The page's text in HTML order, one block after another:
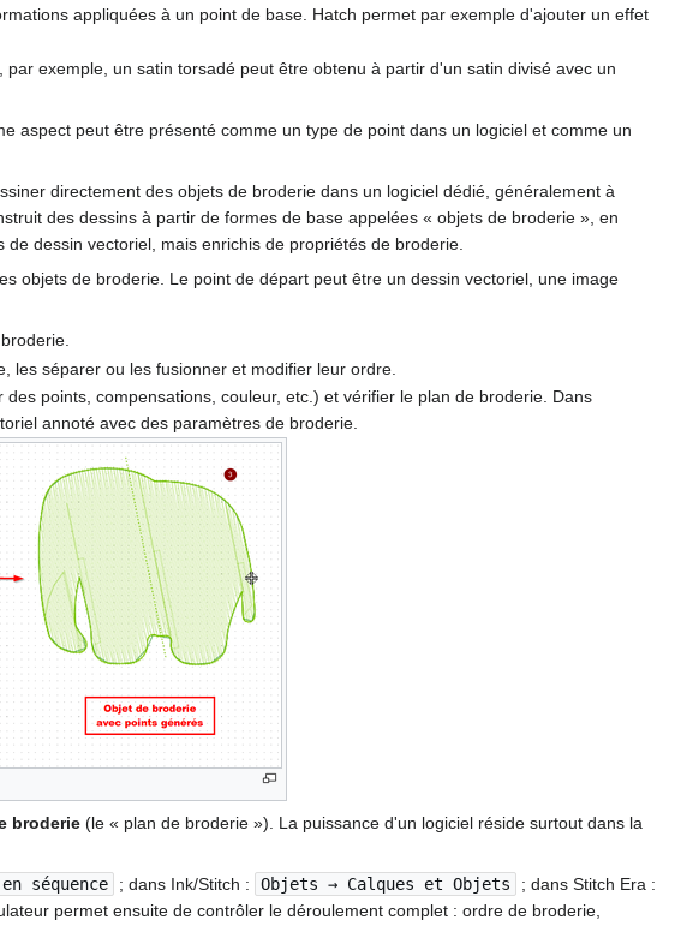
appliquées à un point de base. Hatch permet par exemple d'ajouter un effet
exemple, un satin torsadé peut être obtenu à partir d'un satin divisé avec un
aspect peut être présenté comme un type de point dans un logiciel et comme un
directement des objets de broderie dans un logiciel dédié, généralement à
des dessins à partir de formes de base appelées « objets de broderie », en
dessin vectoriel, mais enrichis de propriétés de broderie.
objets de broderie. Le point de départ peut être un dessin vectoriel, une image
les séparer ou les fusionner et modifier leur ordre.
points, compensations, couleur, etc.) et vérifier le plan de broderie. Dans
annoté avec des paramètres de broderie.
broderie (le « plan de broderie »). La puissance d'un logiciel réside surtout dans la
séquence ; dans Ink/Stitch : Objets → Calques et Objets
; dans Stitch Era :
permet ensuite de contrôler le déroulement complet : ordre de broderie,